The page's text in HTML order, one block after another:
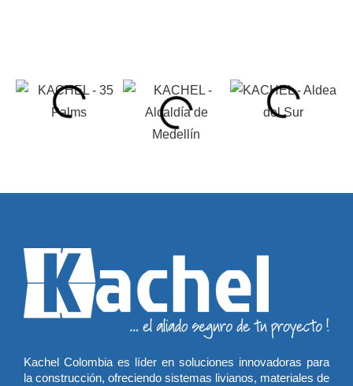
Kachel Colombia es líder en soluciones innovadoras para
la construcción, ofreciendo sistemas livianos, materiales de